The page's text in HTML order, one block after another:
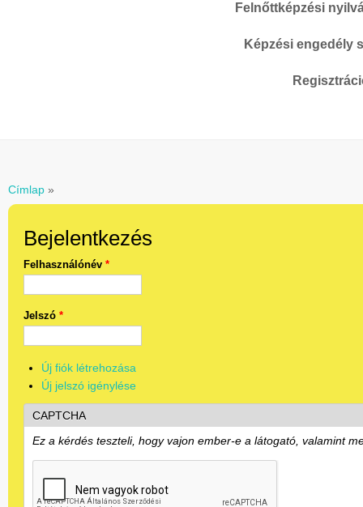
Felnőttképzési
Képzési engedély
Jelenlegi hely
Címlap »
Bejelentkezés
Felhasználónév *
Jelszó *
Új fiók létrehozása
Új jelszó igénylése
CAPTCHA
Ez a kérdés teszteli, hogy vajon ember-e a látogató, valamint